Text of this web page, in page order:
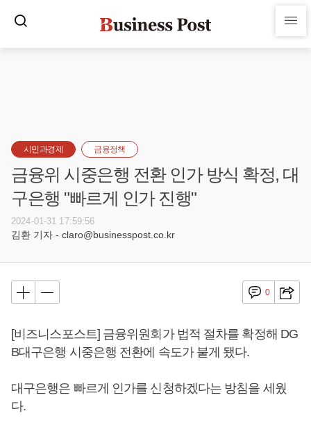
시민과경제 금융정책
금융위 시중은행 전환 인가 방식 확정, 대
구은행 "빠르게 인가 진행"
2024-01-31 17:59:56
김환 기자 - claro@businesspost.co.kr
0
[비즈니스포스트] 금융위원회가 법적 절차를 확정해 DG
B대구은행 시중은행 전환에 속도가 붙게 됐다.
대구은행은 빠르게 인가를 신청하겠다는 방침을 세웠
다.